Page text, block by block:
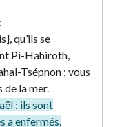
qu’ils se
Pi-Hahiroth,
Tsépnon ; vous
la mer.
: ils sont
a enfermés.